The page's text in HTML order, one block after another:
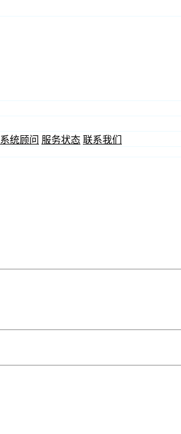
系统顾问 服务状态 联系我们